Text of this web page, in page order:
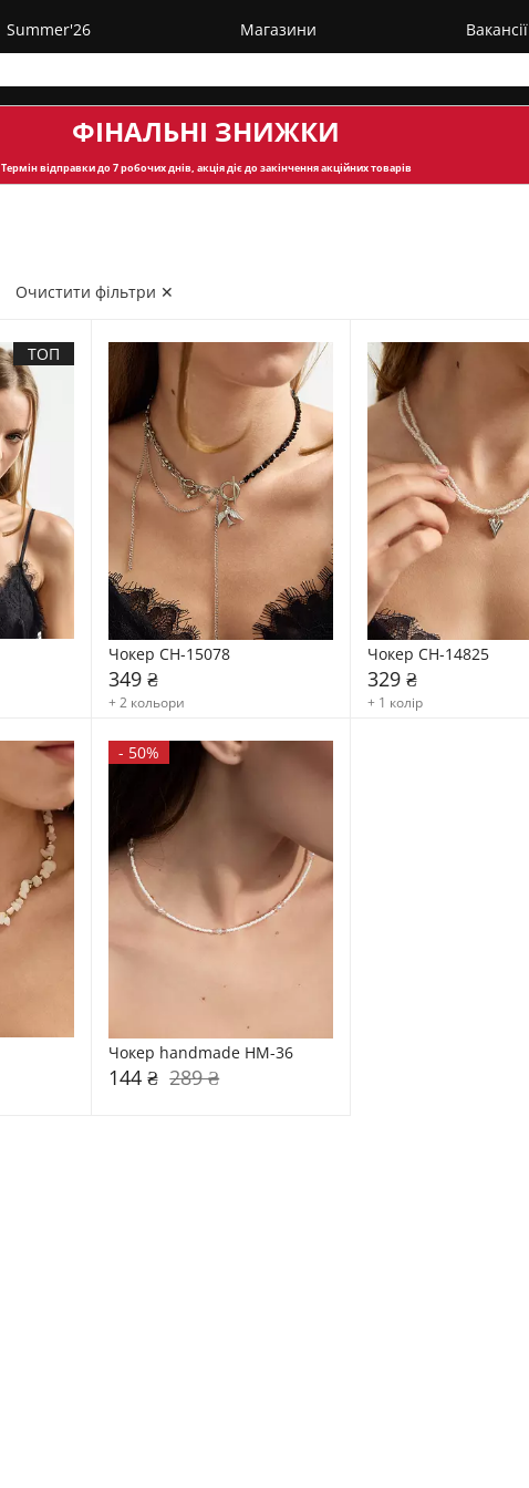
Summer'26 Магазини Вакансії
ФІНАЛЬНІ ЗНИЖКИ
Термін відправкидо 7 робочих днів, акція діє до закінчення акційних товарів
Очистити фільтри ✕
ТОП
Чокер CH-15078
349 ₴
+ 2 кольори
Чокер CH-14825
329 ₴
+ 1 колір
- 50%
Чокер handmade HM-36
144 ₴ 289 ₴